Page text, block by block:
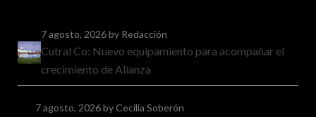
7 agosto, 2026by Redacción
Cutral Co: Nuevo equipamiento para acompañar el
crecimiento de Alianza
7 agosto, 2026by Cecilia Soberón